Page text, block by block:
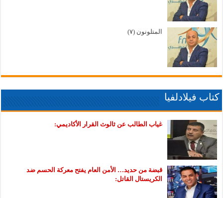
المتلونون (٧)
كتاب فيلادلفيا
غياب الطالب عن ثالوث القرار الأكاديمي:
قبضة من حديد… الأمن العام يفتح معركة الحسم ضد
الكريستال القاتل: